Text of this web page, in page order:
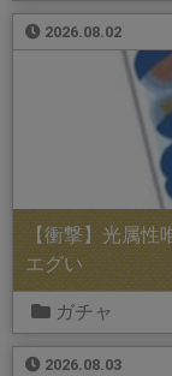
2026.08.02
【衝撃】光属性
エグい
ガチャ
2026.08.03